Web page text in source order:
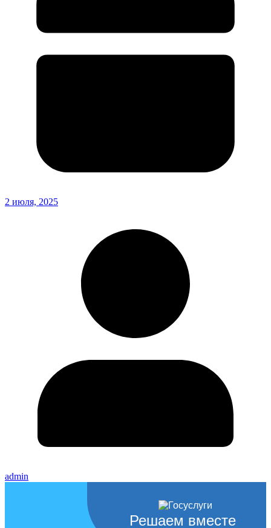
2 июля, 2025
admin
Решаем вместе